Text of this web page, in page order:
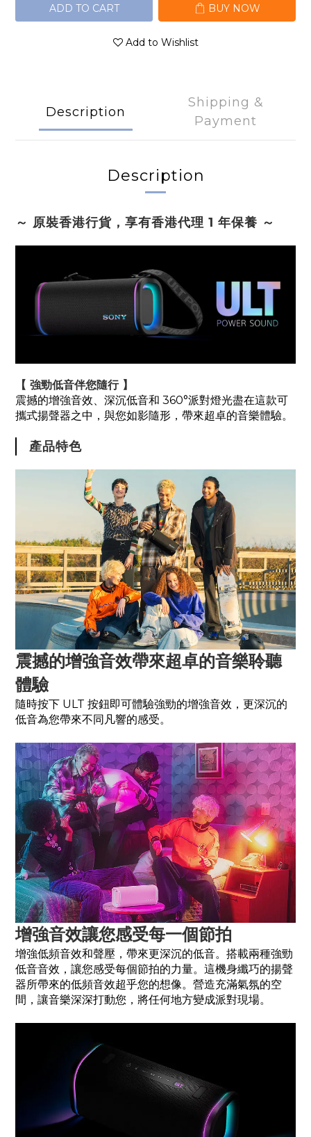
ADD TO CART BUY NOW
Add to Wishlist
Description
Shipping &
Payment
Description
～ 原裝香港行貨，享有香港代理 1 年保養 ～
【 強勁低音伴您隨行 】
震撼的增強音效、深沉低音和 360°派對燈光盡在這款可
攜式揚聲器之中，與您如影隨形，帶來超卓的音樂體驗。
產品特色
震撼的增強音效帶來超卓的音樂聆聽
體驗
隨時按下 ULT 按鈕即可體驗強勁的增強音效，更深沉的
低音為您帶來不同凡響的感受。
增強音效讓您感受每一個節拍
增強低頻音效和聲壓，帶來更深沉的低音。搭載兩種強勁
低音音效，讓您感受每個節拍的力量。這機身纖巧的揚聲
器所帶來的低頻音效超乎您的想像。營造充滿氣氛的空
間，讓音樂深深打動您，將任何地方變成派對現場。